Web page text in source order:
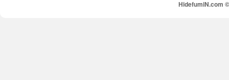
HidefumiN.com